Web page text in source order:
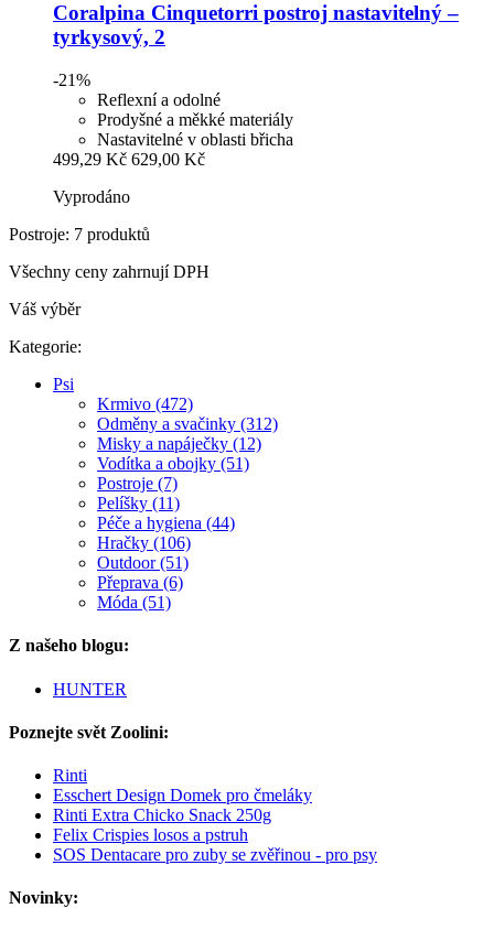
Coralpina Cinquetorri postroj nastavitelný –
tyrkysový, 2
-21%
Reflexní a odolné
Prodyšné a měkké materiály
Nastavitelné v oblasti břicha
499,29 Kč 629,00 Kč
Vyprodáno
Postroje: 7 produktů
Všechny ceny zahrnují DPH
Váš výběr
Kategorie:
Psi
Krmivo (472)
Odměny a svačinky (312)
Misky a napáječky (12)
Vodítka a obojky (51)
Postroje (7)
Pelíšky (11)
Péče a hygiena (44)
Hračky (106)
Outdoor (51)
Přeprava (6)
Móda (51)
Z našeho blogu:
HUNTER
Poznejte svět Zoolini:
Rinti
Esschert Design Domek pro čmeláky
Rinti Extra Chicko Snack 250g
Felix Crispies losos a pstruh
SOS Dentacare pro zuby se zvěřinou - pro psy
Novinky: